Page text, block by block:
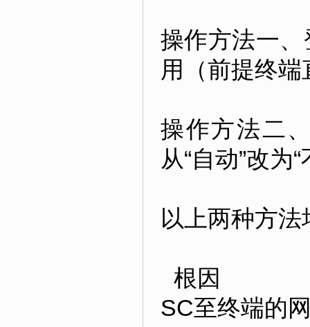
操作方法一
用（前提终
操作方法二
从“自动”改为
以上两种方
根因
SC至终端的